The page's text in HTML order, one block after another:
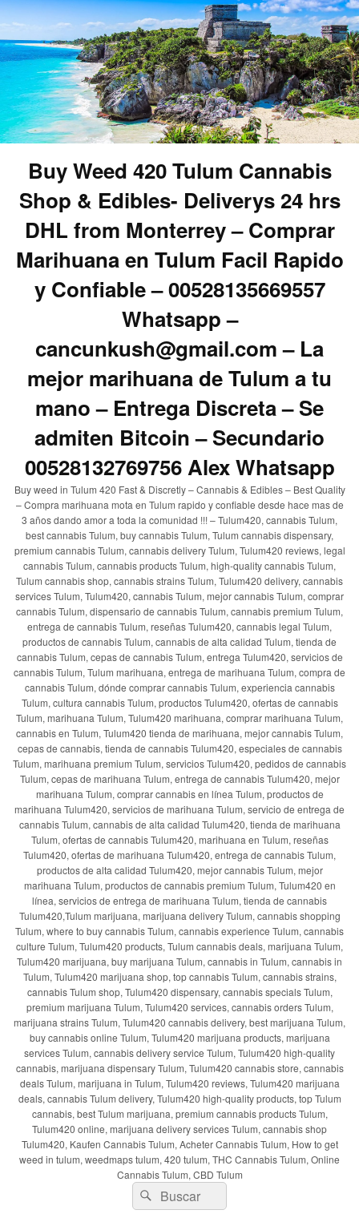
Buy Weed 420 Tulum Cannabis
Shop & Edibles- Deliverys 24 hrs
DHL from Monterrey – Comprar
Marihuana en Tulum Facil Rapido
y Confiable – 00528135669557
Whatsapp –
cancunkush@gmail.com – La
mejor marihuana de Tulum a tu
mano – Entrega Discreta – Se
admiten Bitcoin – Secundario
00528132769756 Alex Whatsapp
Buy weed in Tulum 420 Fast & Discretly – Cannabis & Edibles – Best Quality
– Compra marihuana mota en Tulum rapido y confiable desde hace mas de
3 años dando amor a toda la comunidad !!! – Tulum420, cannabis Tulum,
best cannabis Tulum, buy cannabis Tulum, Tulum cannabis dispensary,
premium cannabis Tulum, cannabis delivery Tulum, Tulum420 reviews, legal
cannabis Tulum, cannabis products Tulum, high-quality cannabis Tulum,
Tulum cannabis shop, cannabis strains Tulum, Tulum420 delivery, cannabis
services Tulum, Tulum420, cannabis Tulum, mejor cannabis Tulum, comprar
cannabis Tulum, dispensario de cannabis Tulum, cannabis premium Tulum,
entrega de cannabis Tulum, reseñas Tulum420, cannabis legal Tulum,
productos de cannabis Tulum, cannabis de alta calidad Tulum, tienda de
cannabis Tulum, cepas de cannabis Tulum, entrega Tulum420, servicios de
cannabis Tulum, Tulum marihuana, entrega de marihuana Tulum, compra de
cannabis Tulum, dónde comprar cannabis Tulum, experiencia cannabis
Tulum, cultura cannabis Tulum, productos Tulum420, ofertas de cannabis
Tulum, marihuana Tulum, Tulum420 marihuana, comprar marihuana Tulum,
cannabis en Tulum, Tulum420 tienda de marihuana, mejor cannabis Tulum,
cepas de cannabis, tienda de cannabis Tulum420, especiales de cannabis
Tulum, marihuana premium Tulum, servicios Tulum420, pedidos de cannabis
Tulum, cepas de marihuana Tulum, entrega de cannabis Tulum420, mejor
marihuana Tulum, comprar cannabis en línea Tulum, productos de
marihuana Tulum420, servicios de marihuana Tulum, servicio de entrega de
cannabis Tulum, cannabis de alta calidad Tulum420, tienda de marihuana
Tulum, ofertas de cannabis Tulum420, marihuana en Tulum, reseñas
Tulum420, ofertas de marihuana Tulum420, entrega de cannabis Tulum,
productos de alta calidad Tulum420, mejor cannabis Tulum, mejor
marihuana Tulum, productos de cannabis premium Tulum, Tulum420 en
línea, servicios de entrega de marihuana Tulum, tienda de cannabis
Tulum420,Tulum marijuana, marijuana delivery Tulum, cannabis shopping
Tulum, where to buy cannabis Tulum, cannabis experience Tulum, cannabis
culture Tulum, Tulum420 products, Tulum cannabis deals, marijuana Tulum,
Tulum420 marijuana, buy marijuana Tulum, cannabis in Tulum, cannabis in
Tulum, Tulum420 marijuana shop, top cannabis Tulum, cannabis strains,
cannabis Tulum shop, Tulum420 dispensary, cannabis specials Tulum,
premium marijuana Tulum, Tulum420 services, cannabis orders Tulum,
marijuana strains Tulum, Tulum420 cannabis delivery, best marijuana Tulum,
buy cannabis online Tulum, Tulum420 marijuana products, marijuana
services Tulum, cannabis delivery service Tulum, Tulum420 high-quality
cannabis, marijuana dispensary Tulum, Tulum420 cannabis store, cannabis
deals Tulum, marijuana in Tulum, Tulum420 reviews, Tulum420 marijuana
deals, cannabis Tulum delivery, Tulum420 high-quality products, top Tulum
cannabis, best Tulum marijuana, premium cannabis products Tulum,
Tulum420 online, marijuana delivery services Tulum, cannabis shop
Tulum420, Kaufen Cannabis Tulum, Acheter Cannabis Tulum, How to get
weed in tulum, weedmaps tulum, 420 tulum, THC Cannabis Tulum, Online
Cannabis Tulum, CBD Tulum
BuscarBuscar